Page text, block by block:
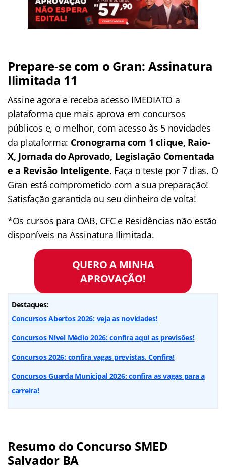
Prepare-se com o Gran: Assinatura
Ilimitada 11
Assine agora e receba acesso IMEDIATO a
plataforma que mais aprova em concursos
públicos e, o melhor, com acesso às 5 novidades
da plataforma: Cronograma com 1 clique, Raio-
X, Jornada do Aprovado, Legislação Comentada
e a Revisão Inteligente. Faça o teste por 7 dias. O
Gran está comprometido com a sua preparação!
Satisfação garantida ou seu dinheiro de volta!
*Os cursos para OAB, CFC e Residências não estão
disponíveis na Assinatura Ilimitada.
QUERO A MINHA
APROVAÇÃO!
Destaques:
Concursos Abertos 2026: veja as novidades!
Concursos Nível Médio 2026: confira aqui as previsões!
Concursos 2026: confira vagas previstas. Confira!
Concursos Guarda Municipal 2026: confira as vagas para a
carreira!
Resumo do Concurso SMED
Salvador BA